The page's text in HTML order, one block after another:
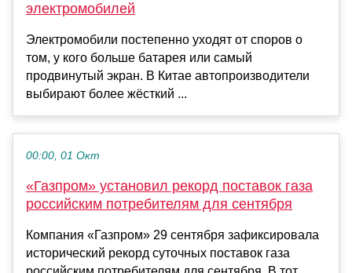
электромобилей
Электромобили постепенно уходят от споров о
том, у кого больше батарея или самый
продвинутый экран. В Китае автопроизводители
выбирают более жёсткий ...
00:00, 01 Окт
«Газпром» установил рекорд поставок газа
российским потребителям для сентября
Компания «Газпром» 29 сентября зафиксировала
исторический рекорд суточных поставок газа